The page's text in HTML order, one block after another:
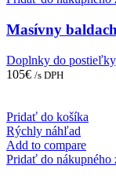
Masívny
Doplnky do postieľky
105€ /s DPH
Pridať do košíka
Rýchly náhľad
Add to compare
Pridať do nákupného